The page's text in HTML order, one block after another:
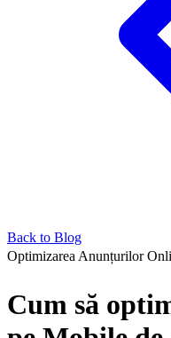
Back to Blog
Optimizarea Anunțurilor
Cum să